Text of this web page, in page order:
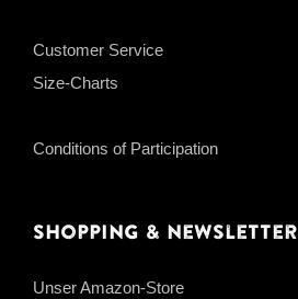
Customer Service
Size-Charts
Conditions of Participation
Shopping & Newsletter
Unser Amazon-Store